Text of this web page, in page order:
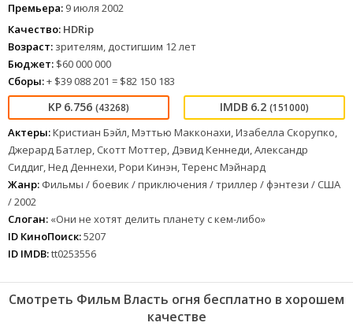
Премьера: 9 июля 2002
Качество: HDRip
Возраст: зрителям, достигшим 12 лет
Бюджет: $60 000 000
Сборы:+ $39 088 201 = $82 150 183
6.756 (43268) 6.2 (151000)
Актеры:Кристиан Бэйл, Мэттью Макконахи, Изабелла Скорупко,
Джерард Батлер, Скотт Моттер, Дэвид Кеннеди, Александр
Сиддиг, Нед Деннехи, Рори Кинэн, Теренс Мэйнард
Жанр: Фильмы / боевик / приключения / триллер / фэнтези / США
/ 2002
Слоган: «Они не хотят делить планету с кем-либо»
ID КиноПоиск:5207
ID IMDB:tt0253556
Смотреть Фильм Власть огня бесплатно в хорошем
качестве